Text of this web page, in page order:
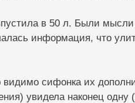
в 50 л. Были
информация, что
сифонка их
увидела наконец